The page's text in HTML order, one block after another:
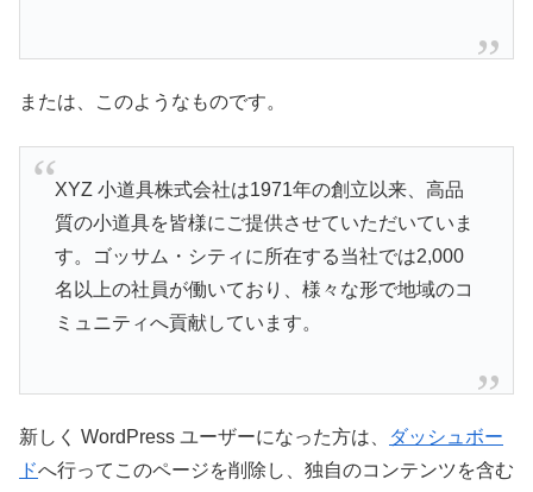
または、このようなものです。
XYZ 小道具株式会社は1971年の創立以来、高品
質の小道具を皆様にご提供させていただいていま
す。ゴッサム・シティに所在する当社では2,000
名以上の社員が働いており、様々な形で地域のコ
ミュニティへ貢献しています。
新しく WordPress ユーザーになった方は、
ダッシュボー
ドへ行ってこのページを削除し、独自のコンテンツを含む